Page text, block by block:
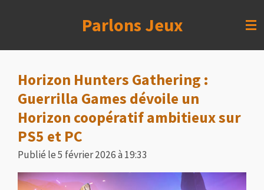
Parlons Jeux
Horizon Hunters Gathering :
Guerrilla Games dévoile un
Horizon coopératif ambitieux sur
PS5 et PC
Publié le 5 février 2026 à 19:33